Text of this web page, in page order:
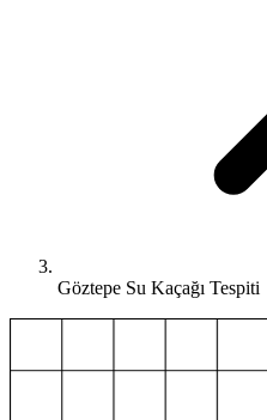
Göztepe Su Kaçağı Tespiti